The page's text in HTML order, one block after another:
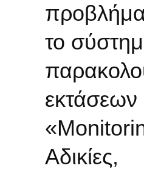
το
εκτάσεων
Αδικίες,